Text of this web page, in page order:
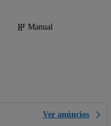
Manual
Ver anúncios